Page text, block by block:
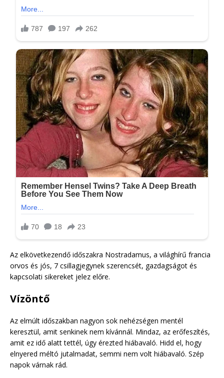
Az elkövetkezendő időszakra Nostradamus, a világhírű francia
orvos és jós, 7 csillagjegynek szerencsét, gazdagságot és
kapcsolati sikereket jelez előre.
Vízöntő
Az elmúlt időszakban nagyon sok nehézségen mentél
keresztül, amit senkinek nem kívánnál. Mindaz, az erőfeszítés,
amit ez idő alatt tettél, úgy érezted hiábavaló. Hidd el, hogy
elnyered méltó jutalmadat, semmi nem volt hiábavaló. Szép
napok várnak rád.